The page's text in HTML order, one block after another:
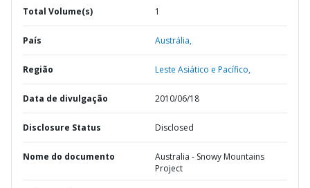
Total Volume(s) 1
País Austrália,
Região Leste Asiático e Pacífico,
Data de divulgação 2010/06/18
Disclosure Status Disclosed
Nome do documento
Australia - Snowy Mountains
Project